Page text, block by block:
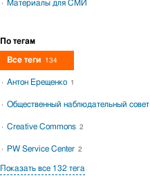
Материалы для СМИ
По тегам
Все теги 134
Антон Ерещенко 1
Общественный наблюдательный совет
Creative Commons 2
PW Service Center 2
Показать все 132 тега